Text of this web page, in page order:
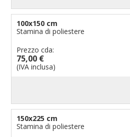
100x150 cm
Stamina di poliestere
Prezzo cda:
75,00 €
(IVA inclusa)
150x225 cm
Stamina di poliestere